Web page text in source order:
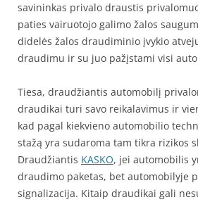
savininkas privalo draustis
paties vairuotojo galimo žalos
didelės žalos draudiminio įvykio
draudimu ir su juo pažįstami visi
Tiesa, draudžiantis automobilį
draudikai turi savo reikalavimus ir
kad pagal kiekvieno automobilio
stažą yra sudaroma tam tikra rizikos
Draudžiantis KASKO, jei automobilis
draudimo paketas, bet automobilyje
signalizacija. Kitaip draudikai gali